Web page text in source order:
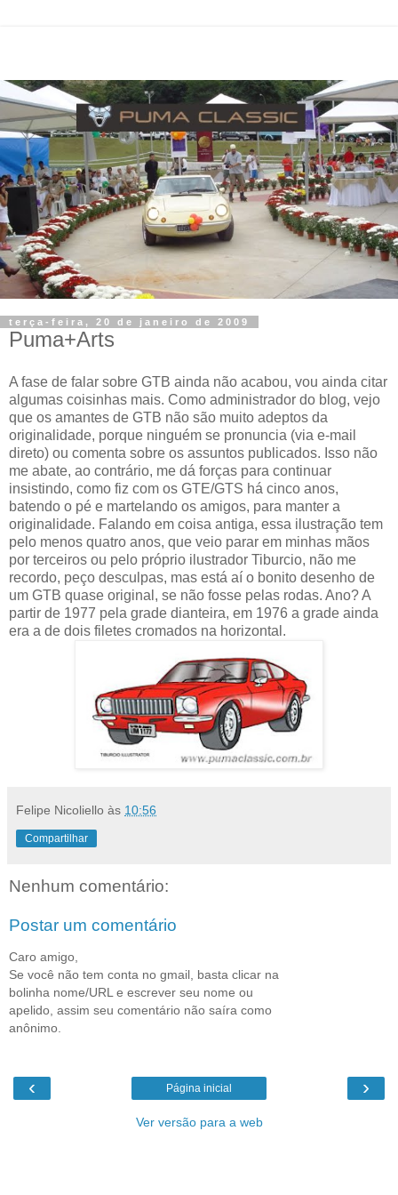
terça-feira, 20 de janeiro de 2009
Puma+Arts
A fase de falar sobre GTB ainda não acabou, vou ainda citar
algumas coisinhas mais. Como administrador do blog, vejo
que os amantes de GTB não são muito adeptos da
originalidade, porque ninguém se pronuncia (via e-mail
direto) ou comenta sobre os assuntos publicados. Isso não
me abate, ao contrário, me dá forças para continuar
insistindo, como fiz com os GTE/GTS há cinco anos,
batendo o pé e martelando os amigos, para manter a
originalidade. Falando em coisa antiga, essa ilustração tem
pelo menos quatro anos, que veio parar em minhas mãos
por terceiros ou pelo próprio ilustrador Tiburcio, não me
recordo, peço desculpas, mas está aí o bonito desenho de
um GTB quase original, se não fosse pelas rodas. Ano? A
partir de 1977 pela grade dianteira, em 1976 a grade ainda
era a de dois filetes cromados na horizontal.
Felipe Nicoliello às 10:56
Compartilhar
Nenhum comentário:
Postar um comentário
Caro amigo,
Se você não tem conta no gmail, basta clicar na
bolinha nome/URL e escrever seu nome ou
apelido, assim seu comentário não saíra como
anônimo.
‹ ›
Página inicial
Ver versão para a web